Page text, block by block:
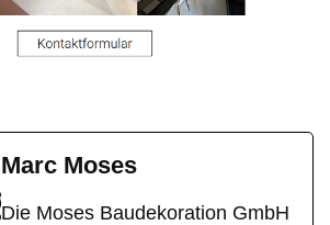
Marc Moses
Die Moses Baudekoration GmbH